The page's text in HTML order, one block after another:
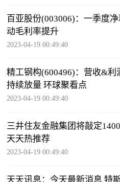
百亚股份(003006)：一季度
动毛利率提升
2023-04-19 00:49:40
精工钢构(600496)：营收&利
持续放量 环球聚看点
2023-04-19 00:49:40
三井住友金融集团将敲定
天天热推荐
2023-04-19 00:49:40
天天讯息：今天最新消息 特